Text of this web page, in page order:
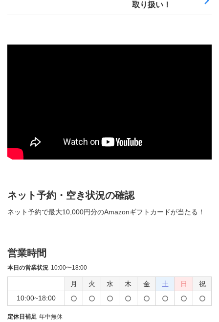
取り扱い！
ネット予約・空き状況の確認
ネット予約で最大10,000円分のAmazonギフトカードが当たる！
営業時間
本日の営業状況 10:00〜18:00
月 火 水 木 金 土 日
祝
10:00~18:00
定休日補足 年中無休